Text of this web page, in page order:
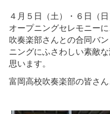
４月５日（土）・６日（
オープニングセレモニー
吹奏楽部さんとの合同バ
ニングにふさわしい素敵
思います。
富岡高校吹奏楽部の皆さ